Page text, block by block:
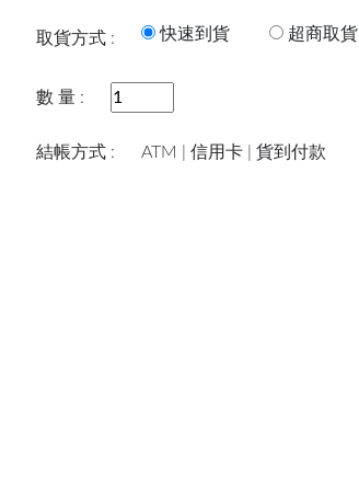
取貨方式 : 快速到貨 超商取貨
數 量 :
結帳方式 : ATM | 信用卡 | 貨到付款